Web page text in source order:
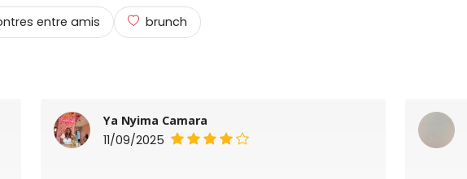
entre amis brunch
Ya Nyima Camara
11/09/2025